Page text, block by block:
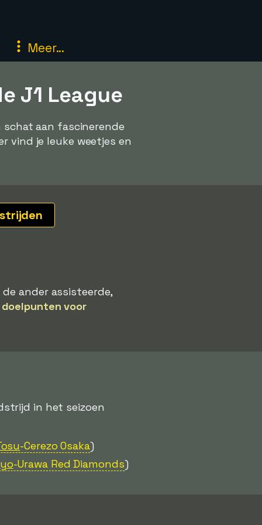
Meer...
J1 League
aan fascinerende
vind je leuke weetjes en
ander assisteerde,
voor
in het seizoen
-Cerezo Osaka)
-Urawa Red Diamonds)